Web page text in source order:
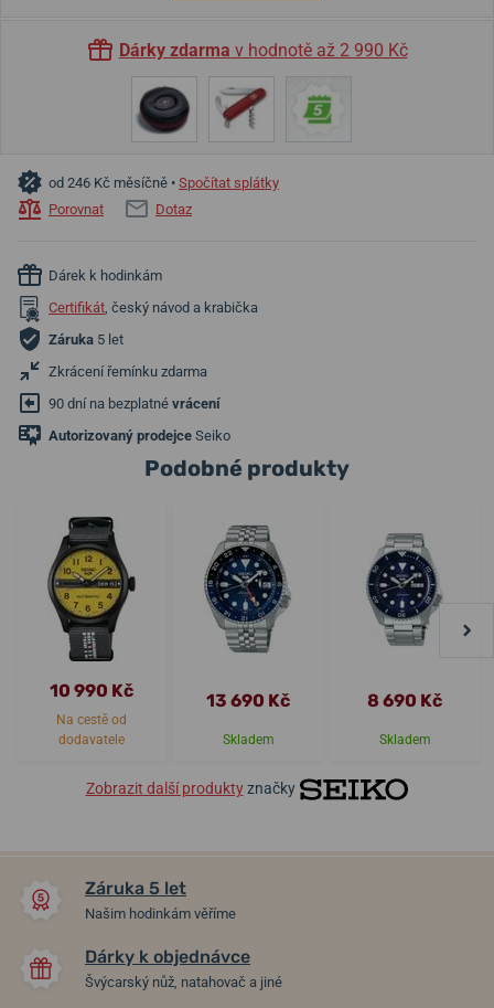
Dárky zdarma v hodnotě až 2 990 Kč
od 246 Kč měsíčně • Spočítat splátky
Porovnat
Dotaz
Dárek k hodinkám
Certifikát, český návod a krabička
Záruka 5 let
Zkrácení řemínku zdarma
90 dní na bezplatné vrácení
Autorizovaný prodejce Seiko
Podobné produkty
10 990 Kč
Na cestě od
dodavatele
13 690 Kč
Skladem
8 690 Kč
Skladem
Zobrazit další produktyznačky
Záruka 5 let
Našim hodinkám věříme
Dárky k objednávce
Švýcarský nůž, natahovač a jiné